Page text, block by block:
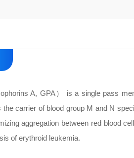
A, GPA） is a single pass
the carrier of blood group M and N
aggregation between red blood
of erythroid leukemia.